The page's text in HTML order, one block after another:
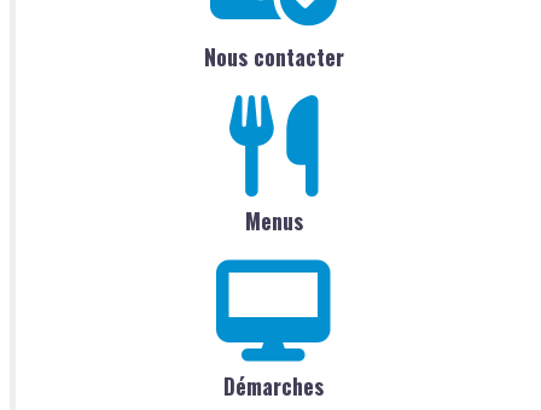
Nous contacter
Menus
Démarches